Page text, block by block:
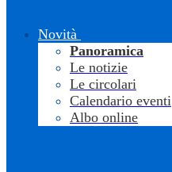
Novità
Panoramica
Le notizie
Le circolari
Calendario eventi
Albo online